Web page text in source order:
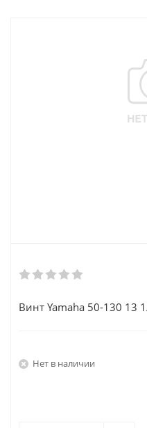
Винт Yamaha 50-130 13
Нет в наличии